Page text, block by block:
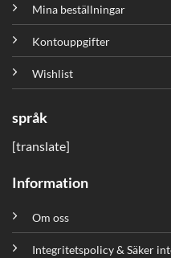
Mina beställningar
Kontouppgifter
Wishlist
språk
[translate]
Information
Om oss
Integritetspolicy & Säker